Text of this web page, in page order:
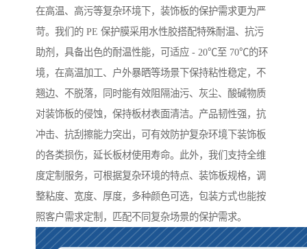
在高温、高污等复杂环境下，装饰板的保护需求更为严
苛。我们的 PE 保护膜采用水性胶搭配特殊耐温、抗污
助剂，具备出色的耐温性能，可适应 - 20℃至 70℃的环
境，在高温加工、户外暴晒等场景下保持粘性稳定，不
翘边、不脱落，同时能有效阻隔油污、灰尘、酸碱物质
对装饰板的侵蚀，保持板材表面清洁。产品韧性强，抗
冲击、抗刮擦能力突出，可有效防护复杂环境下装饰板
的各类损伤，延长板材使用寿命。此外，我们支持全维
度定制服务，可根据复杂环境的特点、装饰板规格，调
整粘度、宽度、厚度，多种颜色可选，包装方式也能按
照客户需求定制，匹配不同复杂场景的保护需求。